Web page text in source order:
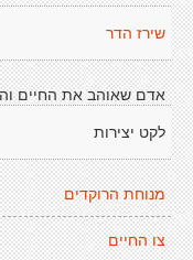
שירז הדר
אדם שאוהב את החיים
לקט יצירות
מנוחת הרוקדים
צו החיים